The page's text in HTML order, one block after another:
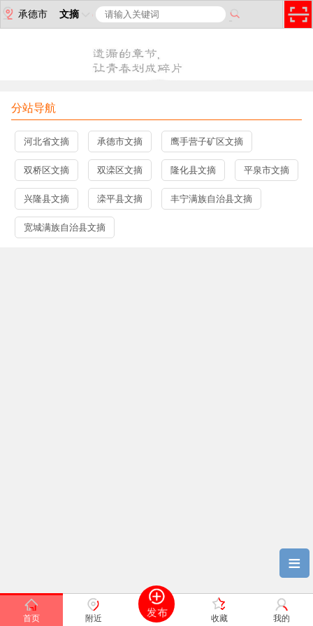
承德市 文摘
首页 附近 收藏 我的
分站导航
≡
河北省文摘 承德市文摘 鹰手营子矿区文摘
双桥区文摘 双滦区文摘 隆化县文摘 平泉市文摘
兴隆县文摘 滦平县文摘 丰宁满族自治县文摘
宽城满族自治县文摘